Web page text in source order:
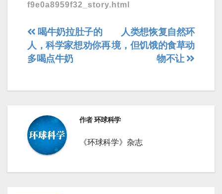
f9e0a8959f32_story.html
文
章
航
人类想恢复自然环
境，但饥饿的食草动
物不让
喝牛奶拉肚子的
人，科学家想劝你再
多喝点牛奶
作者环球科学
《环球科学》杂志